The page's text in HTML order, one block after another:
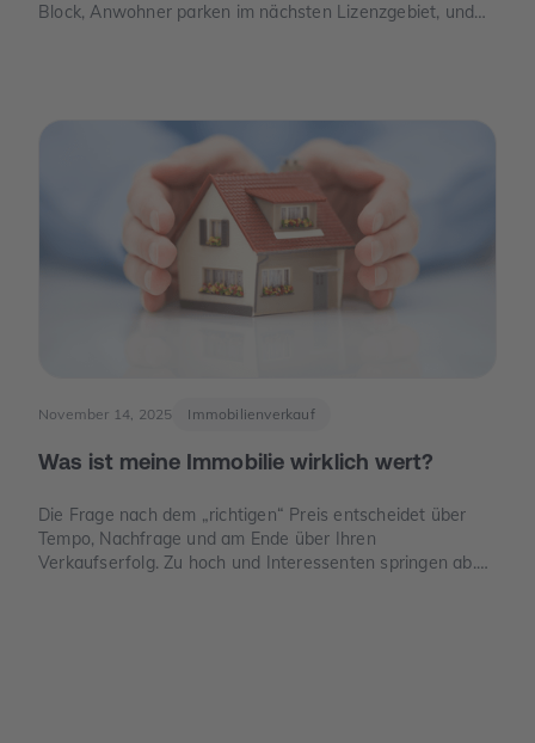
Block, Anwohner parken im nächsten Lizenzgebiet, und
und E-Mobilität den Wert eines Stellplatzes oder einer
Garage verändern können.
November 14, 2025 Immobilienverkauf
Was ist meine Immobilie wirklich wert?
Die Frage nach dem „richtigen“ Preis entscheidet über
Tempo, Nachfrage und am Ende über Ihren
Verkaufserfolg. Zu hoch und Interessenten springen ab.